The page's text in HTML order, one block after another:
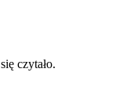
czytało.